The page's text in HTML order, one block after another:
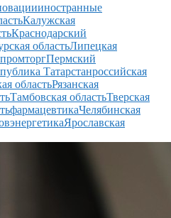
иностранные
Калужская
Краснодарский
областьЛипецкая
Пермский
Татарстанроссийская
областьРязанская
Тамбовская областьТверская
фармацевтикаЧелябинская
энергетикаЯрославская